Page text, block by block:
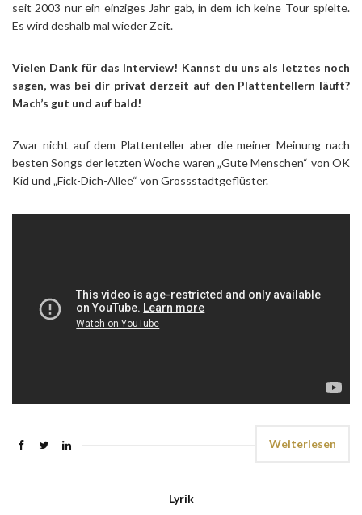
seit 2003 nur ein einziges Jahr gab, in dem ich keine Tour spielte.
Es wird deshalb mal wieder Zeit.
Vielen Dank für das Interview! Kannst du uns als letztes noch
sagen, was bei dir privat derzeit auf den Plattentellern läuft?
Mach’s gut und auf bald!
Zwar nicht auf dem Plattenteller aber die meiner Meinung nach
besten Songs der letzten Woche waren „Gute Menschen“ von OK
Kid und „Fick-Dich-Allee“ von Grossstadtgeflüster.
Weiterlesen
Lyrik